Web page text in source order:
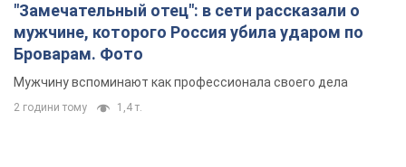
"Замечательный отец": в сети рассказали о
мужчине, которого Россия убила ударом по
Броварам. Фото
Мужчину вспоминают как профессионала своего дела
2 години тому 1,4 т.